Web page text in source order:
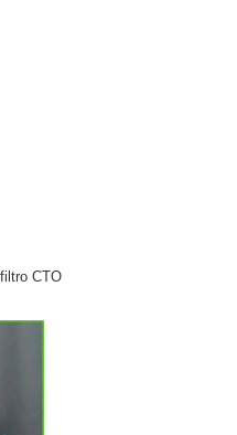
CTO